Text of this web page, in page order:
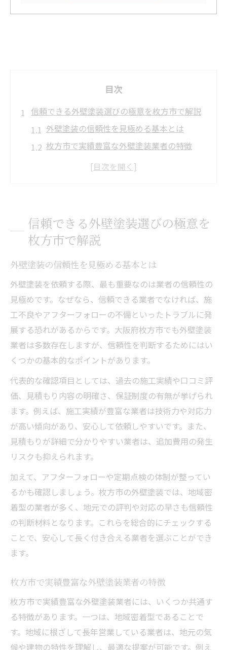
目次
信頼できる外壁塗装選びの極意を枚方市で解説
外壁塗装の信頼性を見極める基本とは
枚方市で実績豊富な外壁塗装業者の特徴
失敗しない外壁塗装選びの判断基準
外壁塗装業者選びのチェックポイント解説
見積もり書で比較する外壁塗装業者の違い
外壁塗装の保証内容を必ず確認しよう
外壁塗装の提案力と対応力を見抜く方法
外壁塗装で避けるべき注意点とは何か
枚方市で後悔しない外壁塗装依頼の心得
外壁塗装依頼で失敗しないための心得
見積もり前に知るべき外壁塗装の基礎知識
外壁塗装で後悔しない色選びのポイント
納得できる外壁塗装業者と出会うコツ
外壁塗装の見積もり比較が重要な理由とは
外壁塗装の相見積もりで差が出る理由
見積もり比較で分かる外壁塗装の適正価格
外壁塗装の見積もり項目を徹底チェック
外壁塗装費用の内訳で納得できる選択を
外壁塗装業者ごとの見積もり特徴を比較
適正価格で高品質な外壁塗装を依頼する方法
外壁塗装の適正価格を見極めるコツ
外壁塗装の費用相場を知って賢く選ぶ
外壁塗装で安さだけに惑わされない判断法
外壁塗装の口コミや評判を活用した業者の見極
め方
信頼できる外壁塗装選びの極意を
枚方市で解説
外壁塗装の信頼性を見極める基本とは
外壁塗装を依頼する際、最も重要なのは業者の信頼性の
見極めです。なぜなら、信頼できる業者でなければ、施
工不良やアフターフォローの不備といったトラブルに発
展する恐れがあるからです。大阪府枚方市でも外壁塗装
業者は多数存在しますが、信頼性を判断するためにはい
くつかの基本的なポイントがあります。
代表的な確認項目としては、過去の施工実績や口コミ評
価、見積もり内容の明確さ、保証制度の有無が挙げられ
ます。例えば、施工実績が豊富な業者は技術力や対応力
が高い傾向があり、安心して依頼しやすいです。また、
見積もりが詳細で分かりやすい業者は、追加費用の発生
リスクも抑えられます。
加えて、アフターフォローや定期点検の体制が整ってい
るかも確認しましょう。枚方市の外壁塗装では、地域密
着型の業者が多く、地元での評判や対応の早さも信頼性
の判断材料となります。これらを総合的にチェックする
ことで、安心して長く付き合える業者を選ぶことができ
ます。
枚方市で実績豊富な外壁塗装業者の特徴
枚方市で実績豊富な外壁塗装業者には、いくつか共通す
る特徴があります。一つは、地域密着型であることで
す。地域に根ざして長年営業している業者は、地元の気
候や建物の特性を理解し、最適な提案が可能です。例え